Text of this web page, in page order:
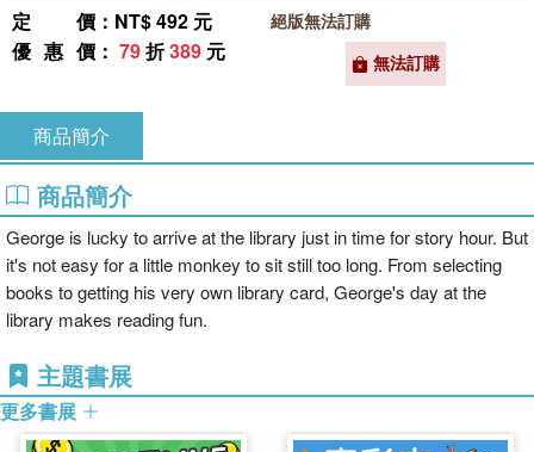
定價 ：NT$ 492 元
優惠價 ： 79折389 元
絕版無法訂購
無法訂購
商品簡介
商品簡介
George is lucky to arrive at the library just in time for story hour. But
it's not easy for a little monkey to sit still too long. From selecting
books to getting his very own library card, George's day at the
library makes reading fun.
主題書展
更多書展